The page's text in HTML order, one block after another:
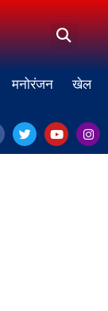
मनोरंजन खेल